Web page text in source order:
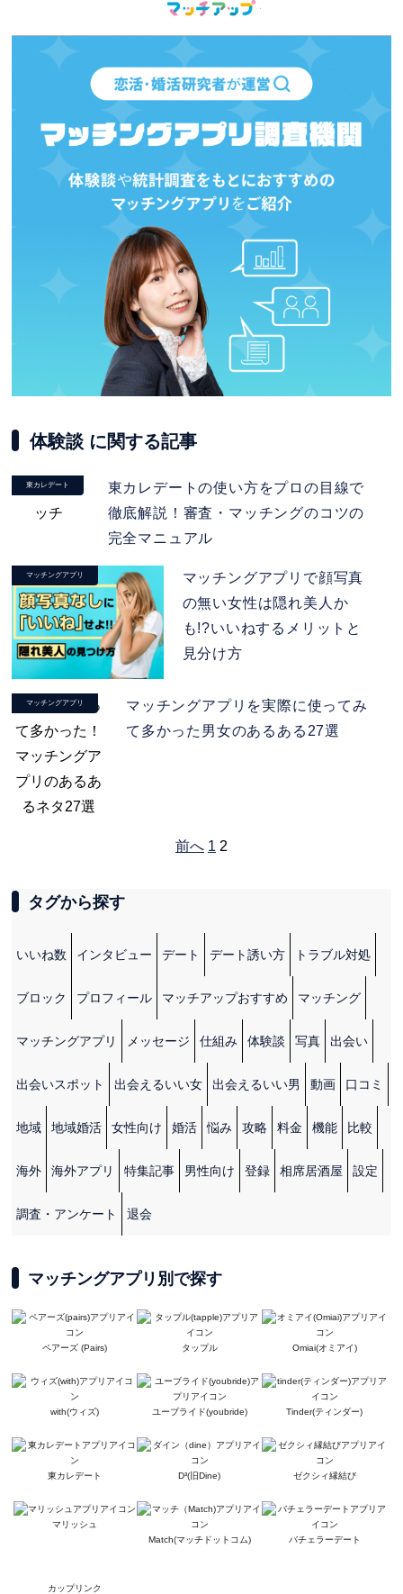
体験談 に関する記事
東カレデート
東カレデートの使い方をプロの目線で
徹底解説！審査・マッチングのコツの
完全マニュアル
マッチングアプリ
マッチングアプリで顔写真
の無い女性は隠れ美人か
も!?いいねするメリットと
見分け方
マッチングアプリ
マッチングアプリを実際に使ってみ
て多かった男女のあるある27選
前へ 1 2
タグから探す
いいね数 インタビュー デート デート誘い方 トラブル対処
ブロック プロフィール マッチアップおすすめ マッチング
マッチングアプリ メッセージ 仕組み 体験談 写真 出会い
出会いスポット 出会えるいい女 出会えるいい男 動画 口コミ
地域 地域婚活 女性向け 婚活 悩み 攻略 料金 機能 比較
海外 海外アプリ 特集記事 男性向け 登録 相席居酒屋 設定
調査・アンケート 退会
マッチングアプリ別で探す
ペアーズ (Pairs) タップル Omiai(オミアイ)
with(ウィズ) ユーブライド(youbride) Tinder(ティンダー)
東カレデート D³(旧Dine) ゼクシィ縁結び
マリッシュ
Match(マッチドットコム)
バチェラーデート
カップリンク